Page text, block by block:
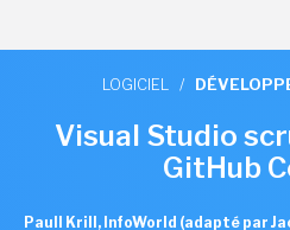
LOGICIEL /
Visual Studio
GitHub
Paull Krill, InfoWorld (adapté par